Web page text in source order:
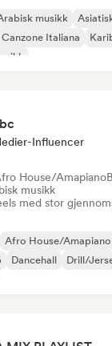
musikk
Canzone Italiana
Influencer
House/Amapiano
musikk
med stor
Afro House/Amapiano
Dancehall Drill/